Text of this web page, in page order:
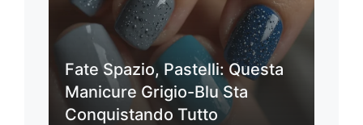
Fate Spazio, Pastelli: Questa
Manicure Grigio-Blu Sta
Conquistando Tutto